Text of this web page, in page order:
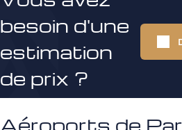
besoin d'une
estimation
de prix ?
Aéroports de